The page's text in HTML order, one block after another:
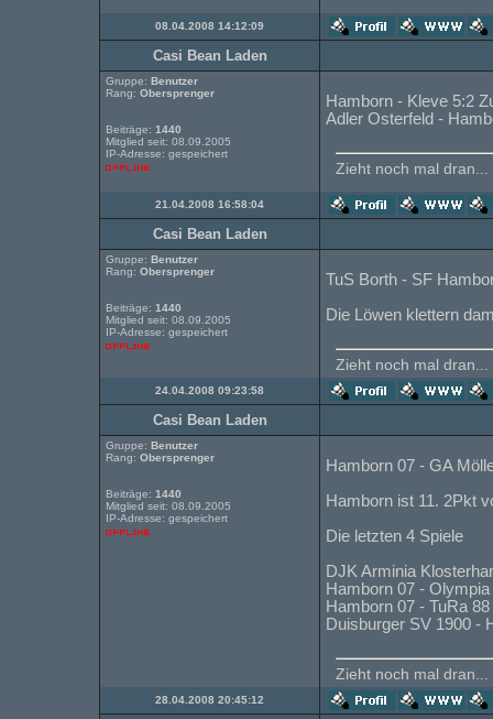
08.04.2008 14:12:09
Casi Bean Laden
Gruppe: Benutzer
Rang: Obersprenger
Beiträge: 1440
Mitglied seit: 08.09.2005
IP-Adresse: gespeichert
Hamborn - Kleve 5:2
Adler Osterfeld -
Zieht noch mal dran...
21.04.2008 16:58:04
Casi Bean Laden
Gruppe: Benutzer
Rang: Obersprenger
Beiträge: 1440
Mitglied seit: 08.09.2005
IP-Adresse: gespeichert
TuS Borth - SF
Die Löwen klettern
Zieht noch mal dran...
24.04.2008 09:23:58
Casi Bean Laden
Gruppe: Benutzer
Rang: Obersprenger
Beiträge: 1440
Mitglied seit: 08.09.2005
IP-Adresse: gespeichert
Hamborn 07 - GA
Hamborn ist 11. 2Pkt
Die letzten 4 Spiele
DJK Arminia
Hamborn 07 -
Hamborn 07 - TuRa
Duisburger SV 1900 -
Zieht noch mal dran...
28.04.2008 20:45:12